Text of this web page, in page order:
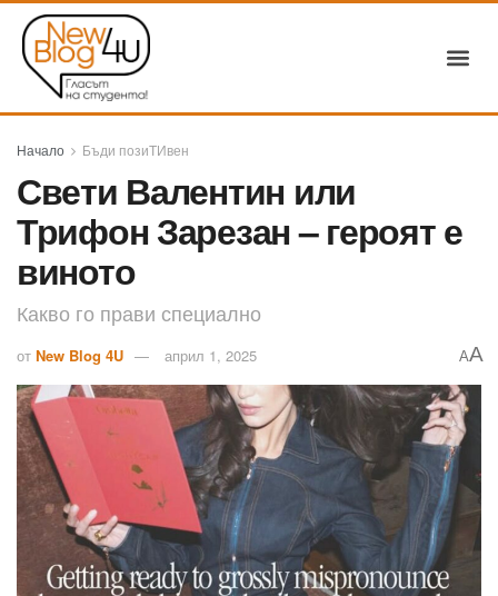
Начало Бъди позиТИвен
Свети Валентин или
Трифон Зарезан – героят е
виното
Какво го прави специално
от New Blog 4U април 1, 2025 AA